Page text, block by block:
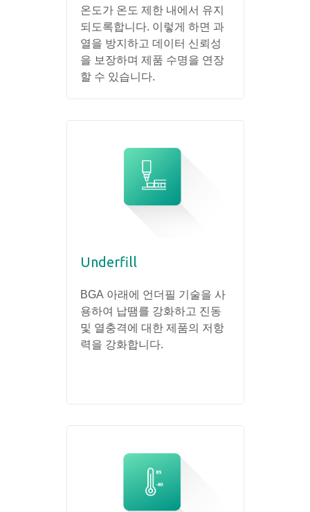
온도가 온도 제한 내에서 유지
되도록합니다. 이렇게 하면 과
열을 방지하고 데이터 신뢰성
을 보장하며 제품 수명을 연장
할 수 있습니다.
Underfill
BGA 아래에 언더필 기술을 사
용하여 납땜를 강화하고 진동
및 열충격에 대한 제품의 저항
력을 강화합니다.